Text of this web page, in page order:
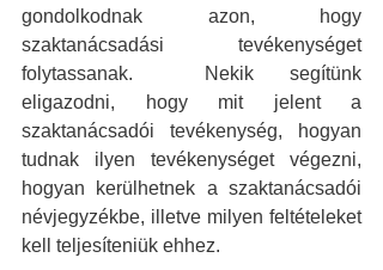
gondolkodnak azon, hogy
szaktanácsadási tevékenységet
folytassanak.  Nekik segítünk
eligazodni, hogy mit jelent a
szaktanácsadói tevékenység, hogyan
tudnak ilyen tevékenységet végezni,
hogyan kerülhetnek a szaktanácsadói
névjegyzékbe, illetve milyen feltételeket
kell teljesíteniük ehhez.